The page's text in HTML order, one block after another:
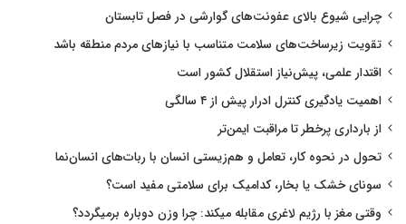
چرایی شیوع بالای عفونت‌های گوارشی در فصل تابستان
تقویت زیرساخت‌های سلامت متناسب با نیازهای مردم منطقه باشد
اقتدار علمی، پیش‌نیاز استقلال کشور است
اهمیت یادگیری کنترل ادرار پیش از ۴ سالگی
از بارداری پرخطر تا مراقبت ایمن‌تر
تحول در نحوه کار، تعامل و هم‌زیستی انسان با ربات‌های انسان‌نما
سونای خشک یا بخار، کدامیک برای سلامتی مفید است؟
وقتی مغز با رژیم لاغری مقابله میکند: چرا وزن دوباره برمیگردد؟